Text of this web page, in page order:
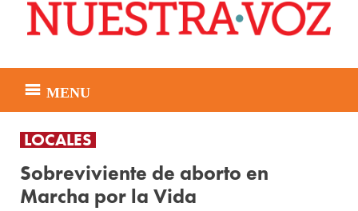
content
MENU
LOCALES
Sobreviviente de aborto en
Marcha por la Vida